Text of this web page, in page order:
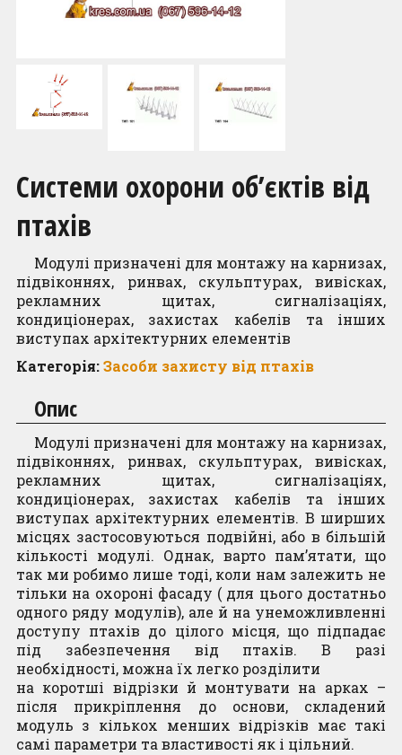
Контакти
Trio LED Ціна
товару
формується
відносно курсу
Євро, на час
розмитнення
8,340.00грн
ДОДАТИ У
КОШИК
DUO LED Ціна
товару
формується
відносно курсу
Євро, на час
розмитнення
20,520.00грн
ДОДАТИ У
КОШИК
Професійна
пастка Mr.
Catch (Містер
Кетч) для
платтяної молі
з екстра
сильним
феромоном 4
шт.
Читати далі
Системи охорони об’єктів від
птахів
Модулі призначені для монтажу на карнизах,
підвіконнях, ринвах, скульптурах, вивісках,
рекламних щитах, сигналізаціях,
кондиціонерах, захистах кабелів та інших
виступах архітектурних елементів
Категорія:Засоби захисту від птахів
Опис
Модулі призначені для монтажу на карнизах,
підвіконнях, ринвах, скульптурах, вивісках,
рекламних щитах, сигналізаціях,
кондиціонерах, захистах кабелів та інших
виступах архітектурних елементів. В ширших
місцях застосовуються подвійні, або в більшій
кількості модулі. Однак, варто пам’ятати, що
так ми робимо лише тоді, коли нам залежить не
тільки на охороні фасаду ( для цього достатньо
одного ряду модулів), але й на унеможливленні
доступу птахів до цілого місця, що підпадає
під забезпечення від птахів. В разі
необхідності, можна їх легко розділити
на коротші відрізки й монтувати на арках –
після прикріплення до основи, складений
модуль з кількох менших відрізків має такі
самі параметри та властивості як і цільний.